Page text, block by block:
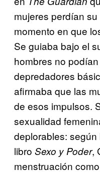
mujeres perdían
momento en que
Se guiaba bajo el
hombres no
depredadores
afirmaba que las
de esos impulsos.
sexualidad
deplorables:
libro Sexo y Poder,
menstruación